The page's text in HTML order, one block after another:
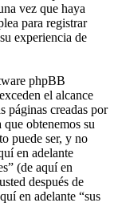
vez que haya
para registrar
experiencia de
phpBB
el alcance
páginas creadas por
obtenemos su
puede ser, y no
en adelante
(de aquí en
después de
en adelante “sus